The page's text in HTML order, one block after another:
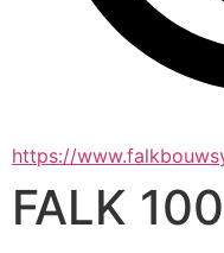
https://
FALK